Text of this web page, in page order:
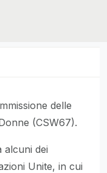
delle
(CSW67).
alcuni dei
Unite, in cui